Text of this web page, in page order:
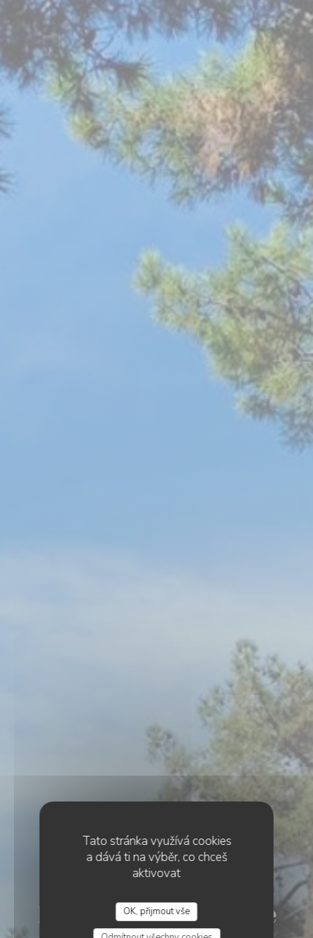
Tato stránka využívá cookies
a dává ti na výběr, co chceš
aktivovat
OK, přijmout vše
Les Terrasses Golf de
LES TERRASSES GOLF DE SEIGNOSSE